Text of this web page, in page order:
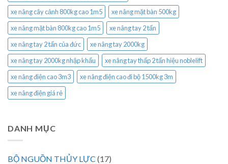
xe nâng cây cảnh 800kg cao 1m5
xe nâng mặt bàn 500kg
xe nâng mặt bàn 800kg cao 1m5
xe nâng tay 2 tấn
xe nâng tay 2 tấn của đức
xe nâng tay 2000kg
xe nâng tay 2000kg nhập khẩu
xe nâng tay thấp 2 tấn hiệu noblelift
xe nâng điện cao 3m3
xe nâng điện cao đi bộ 1500kg 3m
xe nâng điện giá rẻ
DANH MỤC
BỘ NGUỒN THỦY LỰC (17)